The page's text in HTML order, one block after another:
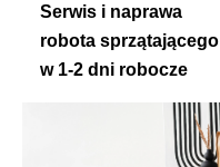
Serwis i naprawa
robota sprzątającego
w 1-2 dni robocze